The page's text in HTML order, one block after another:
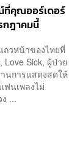
ที่คุณออร์เดอร์
กฎาคมนี้
ถวหน้าของไทยที่
Sick, ผู้ป่วย
นการแสดงสดให้
นเพลงไม่
...